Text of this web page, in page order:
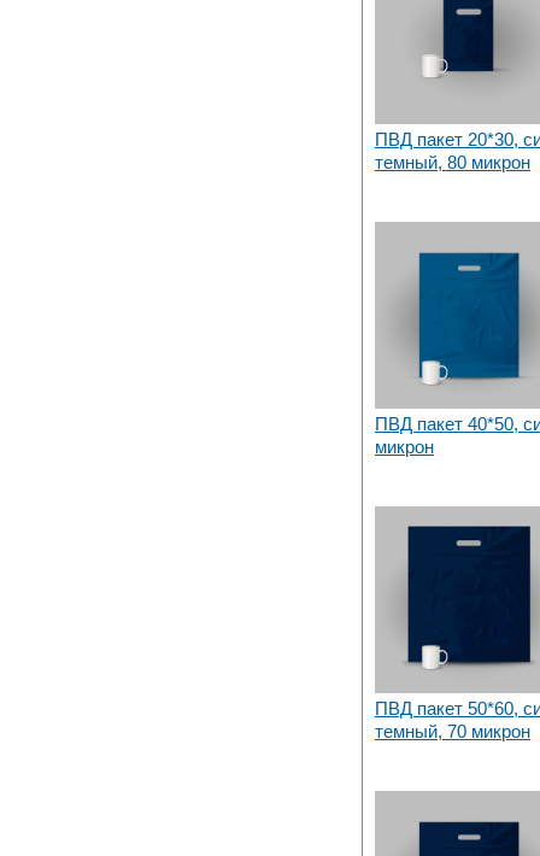
ПВД пакет 20*30,
темный, 80 микрон
ПВД пакет 40*50,
микрон
ПВД пакет 50*60,
темный, 70 микрон